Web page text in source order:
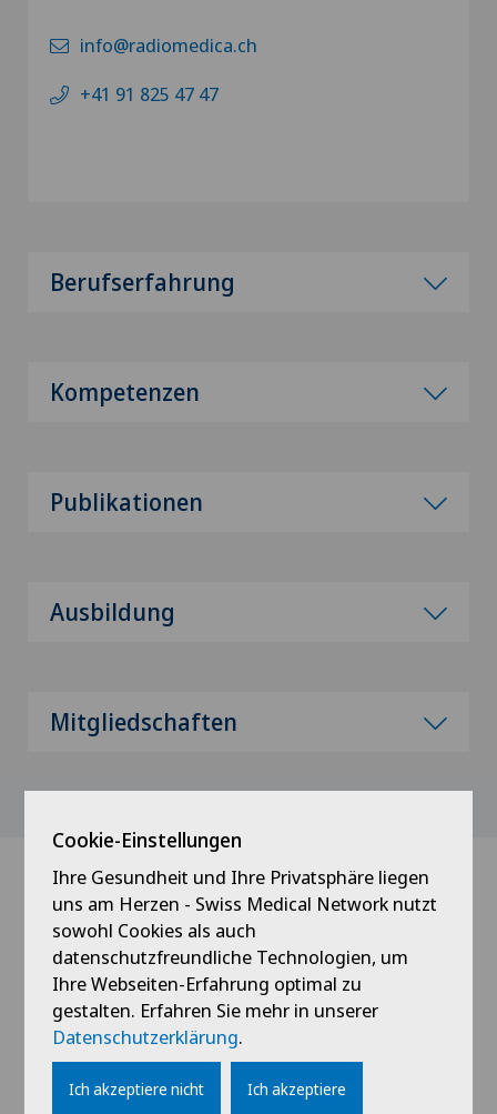
info@radiomedica.ch
+41 91 825 47 47
Berufserfahrung
Kompetenzen
Publikationen
Ausbildung
Mitgliedschaften
Ärzte mit dieser
Spezialisierung
Cookie-Einstellungen
Ihre Gesundheit und Ihre Privatsphäre liegen
uns am Herzen - Swiss Medical Network nutzt
sowohl Cookies als auch
datenschutzfreundliche Technologien, um
Ihre Webseiten-Erfahrung optimal zu
gestalten. Erfahren Sie mehr in unserer
Datenschutzerklärung.
Ich akzeptiere nicht Ich akzeptiere